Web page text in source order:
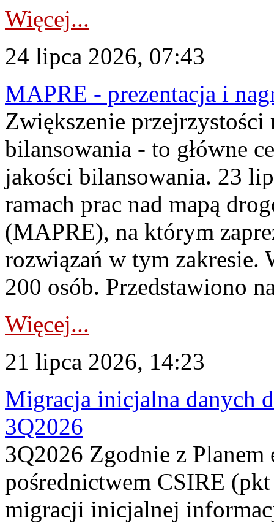
Więcej...
24 lipca 2026, 07:43
MAPRE - prezentacja i
Zwiększenie
bilansowania - to główne
jakości bilansowania. 23
ramach prac nad mapą
(MAPRE), na którym
rozwiązań w tym zakresie.
200 osób. Przedstawiono
Więcej...
21 lipca 2026, 14:23
Migracja inicjalna danych
3Q2026
3Q2026 Zgodnie z
pośrednictwem CSIRE
migracji inicjalnej